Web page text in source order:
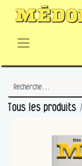
Tous les produits